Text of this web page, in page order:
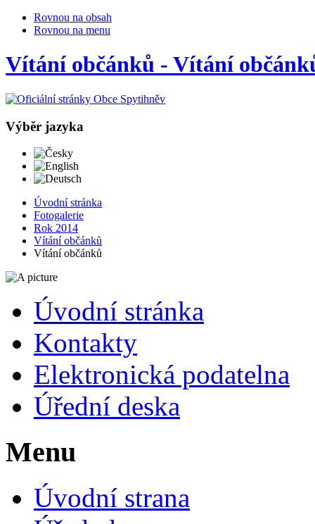
Rovnou na obsah
Rovnou na menu
Vítání občánků - Vítání
Výběr jazyka
Česky
Úvodní stránka
Fotogalerie
Rok 2014
Vítání občánků
Vítání občánků
Úvodní stránka
Kontakty
Elektronická podatelna
Úřední deska
Menu
Úvodní strana